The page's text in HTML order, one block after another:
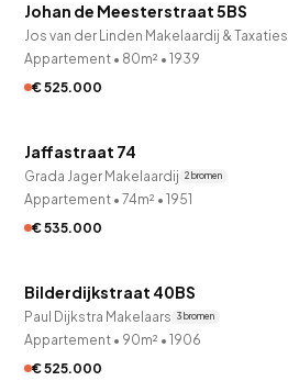
Verkocht onder voorbehoud
Johan de Meesterstraat 5BS
Jos van der Linden Makelaardij & Taxaties
Appartement • 80m² • 1939
€ 525.000
Onder bod
QUICKLANE™
Jaffastraat 74
Grada Jager Makelaardij 2 bronnen
Appartement • 74m² • 1951
€ 535.000QUICKLANE™
Bilderdijkstraat 40BS
Paul Dijkstra Makelaars 3 bronnen
Appartement • 90m² • 1906
€ 525.000QUICKLANE™